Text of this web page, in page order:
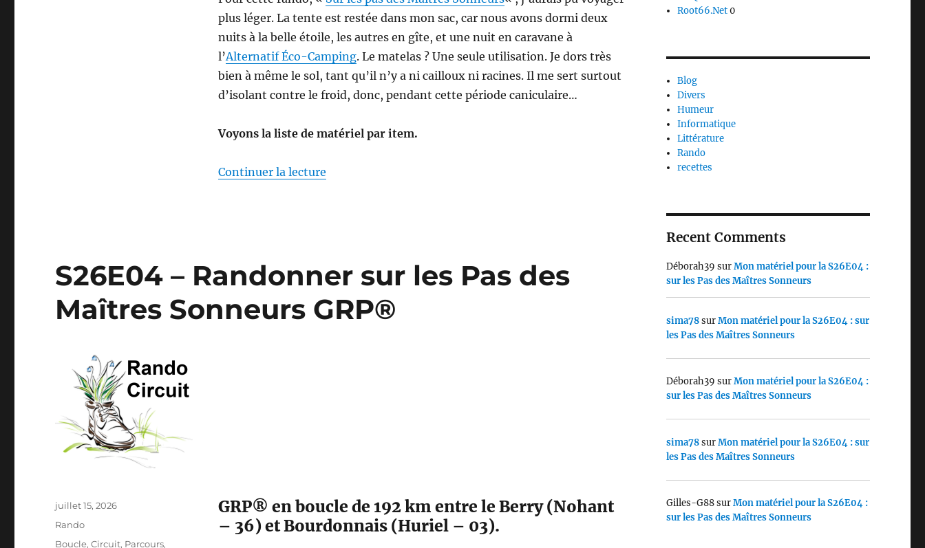
plus léger. La tente est restée dans mon sac, car nous avons dormi deux
nuits à la belle étoile, les autres en gîte, et une nuit en caravane à
l’Alternatif Éco-Camping. Le matelas ? Une seule utilisation. Je dors très
bien à même le sol, tant qu’il n’y a ni cailloux ni racines. Il me sert surtout
d’isolant contre le froid, donc, pendant cette période caniculaire…
Voyons la liste de matériel par item.
Continuer la lecturede « Mon matériel pour la S26E04 : sur les Pas des Maîtres Sonneurs »
S26E04 – Randonner sur les Pas des
Maîtres Sonneurs GRP®
GRP® en boucle de 192 km entre le Berry (Nohant
– 36) et Bourdonnais (Huriel – 03).
Publié
juillet 15, 2026
Catégories
Rando
Étiquettes
Boucle,Circuit, Parcours,
Root66.Net0
Blog
Divers
Humeur
Informatique
Littérature
Rando
recettes
Recent Comments
Déborah39 surMon matériel pour la S26E04 :
sur les Pas des Maîtres Sonneurs
sima78surMon matériel pour la S26E04 : sur
les Pas des Maîtres Sonneurs
Déborah39 surMon matériel pour la S26E04 :
sur les Pas des Maîtres Sonneurs
sima78surMon matériel pour la S26E04 : sur
les Pas des Maîtres Sonneurs
Gilles-G88surMon matériel pour la S26E04 :
sur les Pas des Maîtres Sonneurs